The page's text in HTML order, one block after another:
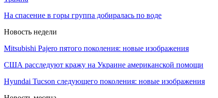
На спасение в горы группа добиралась по воде
Новость недели
Mitsubishi Pajero пятого поколения: новые изображения
США расследуют кражу на Украине американской помощи
Hyundai Tucson следующего поколения: новые изображения